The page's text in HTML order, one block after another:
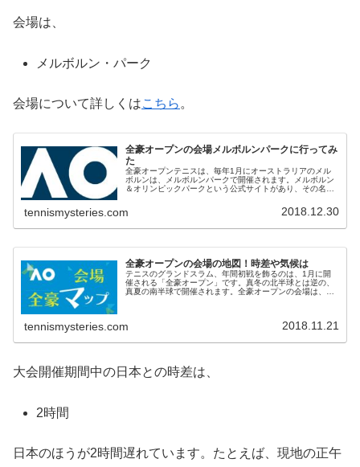
会場は、
メルボルン・パーク
会場について詳しくはこちら 。
全豪オープンの会場メルボルンパークに行ってみ
た
全豪オープンテニスは、毎年1月にオーストラリアのメル
ボルンは、メルボルンパークで開催されます。メルボルン
＆オリンピックパークという公式サイトがあり、その名の
tennismysteries.com 2018.12.30
全豪オープンの会場の地図！時差や気候は
テニスのグランドスラム、年間初戦を飾るのは、1月に開
催される「全豪オープン」です。真冬の北半球とは逆の、
真夏の南半球で開催されます。全豪オープンの会場は、オ
tennismysteries.com 2018.11.21
大会開催期間中の日本との時差は、
2時間
日本のほうが2時間遅れています。たとえば、現地の正午